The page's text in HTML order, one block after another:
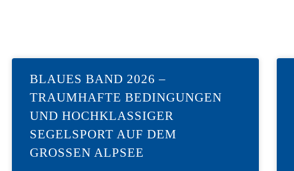
BLAUES BAND 2026 –
TRAUMHAFTE BEDINGUNGEN
UND HOCHKLASSIGER
SEGELSPORT AUF DEM
GROSSEN ALPSEE